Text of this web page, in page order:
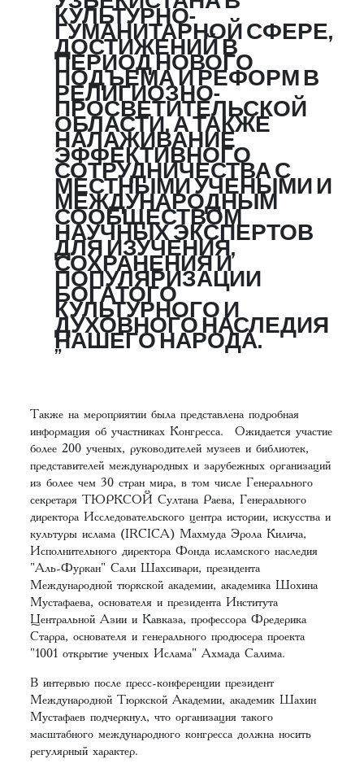
КУЛЬТУРНО-
ГУМАНИТАРНОЙ СФЕРЕ,
ДОСТИЖЕНИЙ В
ПЕРИОД НОВОГО
ПОДЪЕМА И РЕФОРМ В
РЕЛИГИОЗНО-
ПРОСВЕТИТЕЛЬСКОЙ
ОБЛАСТИ, А ТАКЖЕ
НАЛАЖИВАНИЕ
ЭФФЕКТИВНОГО
СОТРУДНИЧЕСТВА С
МЕСТНЫМИ УЧЕНЫМИ И
МЕЖДУНАРОДНЫМ
СООБЩЕСТВОМ
НАУЧНЫХ ЭКСПЕРТОВ
ДЛЯ ИЗУЧЕНИЯ,
СОХРАНЕНИЯ И
ПОПУЛЯРИЗАЦИИ
БОГАТОГО
КУЛЬТУРНОГО И
ДУХОВНОГО НАСЛЕДИЯ
НАШЕГО НАРОДА.
Также на мероприятии была представлена подробная
информация об участниках Конгресса. Ожидается участие
более 200 ученых, руководителей музеев и библиотек,
представителей международных и зарубежных организаций
из более чем 30 стран мира, в том числе Генерального
секретаря ТЮРКСОЙ Султана Раева, Генерального
директора Исследовательского центра истории, искусства и
культуры ислама (IRCICA) Махмуда Эрола Килича,
Исполнительного директора Фонда исламского наследия
"Аль-Фуркан" Сали Шахсивари, президента
Международной тюркской академии, академика Шохина
Мустафаева, основателя и президента Института
Центральной Азии и Кавказа, профессора Фредерика
Старра, основателя и генерального продюсера проекта
"1001 открытие ученых Ислама" Ахмада Салима.
В интервью после пресс-конференции президент
Международной Тюркской Академии, академик Шахин
Мустафаев подчеркнул, что организация такого
масштабного международного конгресса должна носить
регулярный характер.